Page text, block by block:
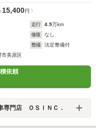
15,400円
走行 4.9万km
修復
なし
整備
法定整備付
市美原区
依頼
門店 ＯＳＩＮＣ．